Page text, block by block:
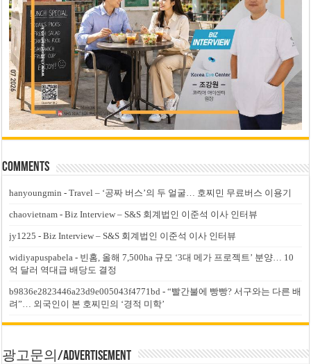
Comments
hanyoungmin -Travel – ‘공짜 버스’의 두 얼굴… 호찌민 무료버스 이용기
chaovietnam -Biz Interview – S&S 회계법인 이준석 이사 인터뷰
jy1225 -Biz Interview – S&S 회계법인 이준석 이사 인터뷰
widiyapuspabela - 빈홈, 올해 7,500ha 규모 ‘3대 메가 프로젝트’ 분양… 10
억 달러 역대급 배당도 결정
b9836e2823446a23d9e005043f4771bd -“빨간불에 빵빵? 서구와는 다른 배
려”… 외국인이 본 호찌민의 ‘경적 미학’
광고문의/Advertisement